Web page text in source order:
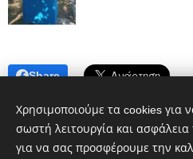
Share
Χρησιμοποιούμε τα cookies για
σωστή λειτουργία και
για να σας προσφέρουμε την